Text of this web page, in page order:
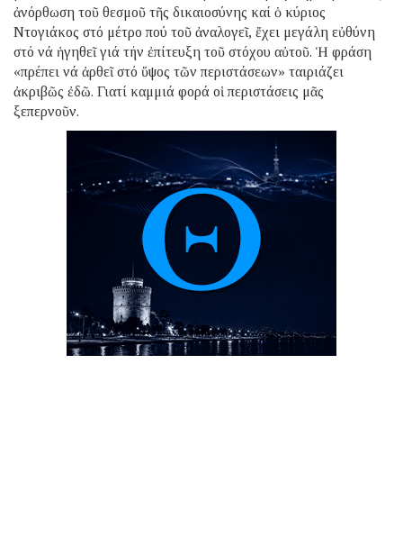
ἀνόρθωση τοῦ θεσμοῦ τῆς δικαιοσύνης καί ὁ κύριος
Ντογιάκος στό μέτρο πού τοῦ ἀναλογεῖ, ἔχει μεγάλη εὐθύνη
στό νά ἡγηθεῖ γιά τήν ἐπίτευξη τοῦ στόχου αὐτοῦ. Ἡ φράση
«πρέπει νά ἀρθεῖ στό ὕψος τῶν περιστάσεων» ταιριάζει
ἀκριβῶς ἐδῶ. Γιατί καμμιά φορά οἱ περιστάσεις μᾶς
ξεπερνοῦν.